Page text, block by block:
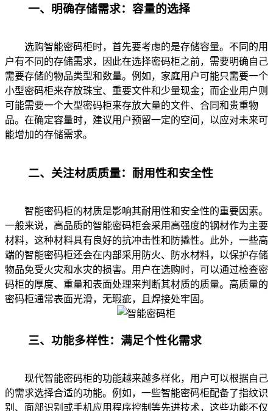
一、明确存储需求：容量的选择
选购智能密码柜时，首先要考虑的是存储容量。不同的用
户有不同的存储需求，因此在选择密码柜之前，需要明确自己
需要存储的物品类型和数量。例如，家庭用户可能只需要一个
小型密码柜来存放珠宝、重要文件和少量现金；而企业用户则
可能需要一个大型密码柜来存放大量的文件、合同和贵重物
品。在确定容量时，建议用户预留一定的空间，以应对未来可
能增加的存储需求。
二、关注材质质量：耐用性和安全性
智能密码柜的材质是影响其耐用性和安全性的重要因素。
一般来说，高品质的智能密码柜会采用高强度的钢材作为主要
材料，这种材料具有良好的抗冲击性和防撬性。此外，一些高
端的智能密码柜还会在内部采用防火、防水材料，以保护存储
物品免受火灾和水灾的损害。用户在选购时，可以通过检查密
码柜的厚度、重量和表面处理来判断其材质的质量。高质量的
密码柜通常表面光滑，无瑕疵，且焊接处牢固。
三、功能多样性：满足个性化需求
现代智能密码柜的功能越来越多样化，用户可以根据自己
的需求选择合适的功能。例如，一些智能密码柜配备了指纹识
别、面部识别或手机应用程序控制等先进技术，这些功能不仅